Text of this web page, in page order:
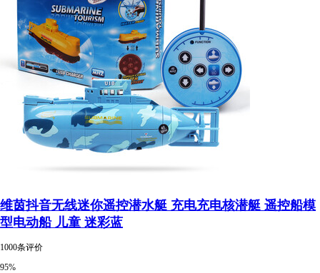
维茵抖音无线迷你遥控潜水艇 充电充电核潜艇 遥控船模
型电动船 儿童 迷彩蓝
1000条评价
95%